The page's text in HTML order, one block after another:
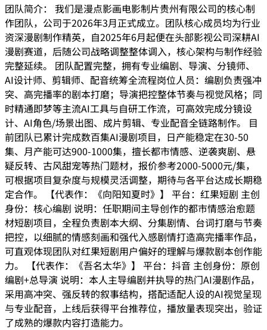
团队简介： 我们是漫点影画电影制片贵州有限公司的核心制
作团队，公司于2026年3月正式成立。团队核心成员均为行业
资深漫剧制作精英，自2025年6月起便在头部影视公司深耕AI
漫剧赛道，后随公司战略调整整体调入，核心架构与制作经验
完整延续。 团队配置完整，拥有专业编剧、导演、分镜师、
AI设计师、剪辑师、配音统筹全流程岗位人员：编剧负责强冲
突、高完播率的剧本打磨；导演把控整体节奏与视觉风格；同
时精通即梦等主流AI工具与自研工作流，可高效完成分镜设
计、AI角色/场景出图、成片剪辑、专业配音全链路制作。 目
前团队已累计完成数百集AI漫剧项目，日产能稳定在30-50
集、月产能可达900-1000集，擅长都市情感、逆袭爽剧、悬
疑反转、古风甜宠等热门题材，报价参考2000-5000元/集，
可根据项目复杂度与规模灵活调整，期待与各平台达成长期稳
定合作。 【代表作：《向阳知夏时》】 平台：红果短剧 主创
身份：核心编剧 说明：任职期间主导创作的都市情感治愈题
材短剧项目，全程负责剧本大纲、分集剧情、台词打磨与节奏
把控，以细腻的情感刻画和强代入感剧情打造高完播率作品，
可直观体现团队对红果短剧用户偏好的理解与爆款剧本创作能
力。 【代表作：《吾名太华》】 平台：抖音 主创身份：原创
编剧+总导演 说明：本人主导编剧并执导的热门AI漫剧作品，
采用高冲突、强反转的叙事结构，搭配适配人设的AI视觉呈现
与专业配音，上线后获得平台推荐位，播放量表现突出，验证
了成熟的爆款内容打造能力。